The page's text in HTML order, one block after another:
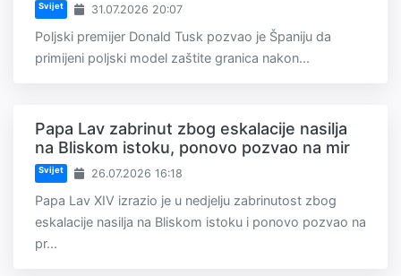
Svijet 31.07.2026 20:07
Poljski premijer Donald Tusk pozvao je Španiju da
primijeni poljski model zaštite granica nakon...
Papa Lav zabrinut zbog eskalacije nasilja
na Bliskom istoku, ponovo pozvao na mir
Svijet 26.07.2026 16:18
Papa Lav XIV izrazio je u nedjelju zabrinutost zbog
eskalacije nasilja na Bliskom istoku i ponovo pozvao na
pr...